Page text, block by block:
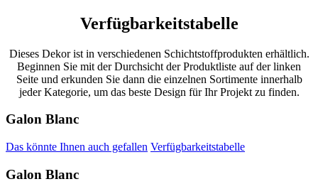
Verfügbarkeitstabelle
Dieses Dekor ist in verschiedenen Schichtstoffprodukten erhältlich.
Beginnen Sie mit der Durchsicht der Produktliste auf der linken
Seite und erkunden Sie dann die einzelnen Sortimente innerhalb
jeder Kategorie, um das beste Design für Ihr Projekt zu finden.
Galon Blanc
Das könnte Ihnen auch gefallen Verfügbarkeitstabelle
Galon Blanc